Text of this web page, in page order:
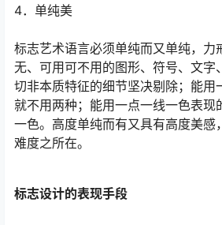
4．单纯美
标志艺术语言必须单纯而又单纯，力
无、可用可不用的图形、符号、文字
切非本质特征的细节坚决剔除；能用
就不用两种；能用一点一线一色表现
一色。高度单纯而有又具有高度美感
难度之所在。
标志设计的表现手段